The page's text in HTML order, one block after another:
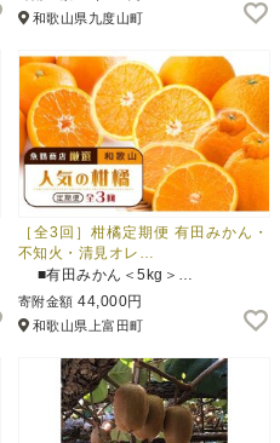
和歌山県九度山町
［全3回］柑橘定期便 有田みかん・
不知火・清見オレ…
■有田みかん＜5kg＞…
寄附金額 44,000円
和歌山県上富田町